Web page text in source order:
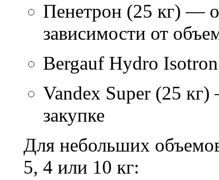
Пенетрон (25 кг) —
зависимости от
Bergauf Hydro
Vandex Super (25
закупке
Для небольших
5, 4 или 10 кг: